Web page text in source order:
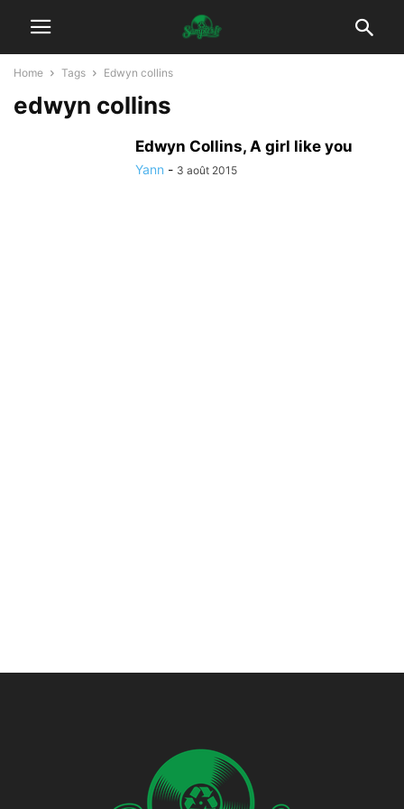
Home Tags Edwyn collins
edwyn collins
Edwyn Collins, A girl like you
Yann - 3 août 2015